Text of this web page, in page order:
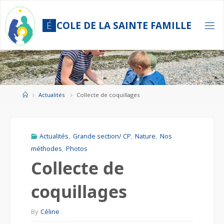
content
É COLE DE LA SAINTE FAMILLE
HomeActualités Collecte de coquillages
Actualités, Grande section/ CP, Nature, Nos
méthodes, Photos
Collecte de
coquillages
By Céline